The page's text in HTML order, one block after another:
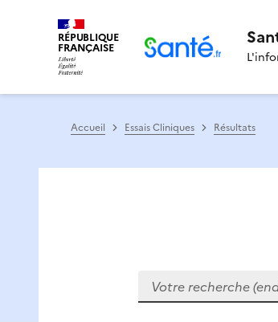
RÉPUBLIQUE
FRANÇAISE
Accueil Essais Cliniques Résultats
Votre recherche